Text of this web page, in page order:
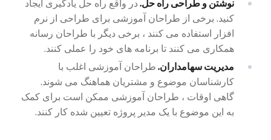
در واقع راه حل یادگیری ایجاد
کنید. برخی از طراحان آموزشی برای طراحی از نرم
افزار استفاده می کنند ، برخی دیگر با طراحان رسانه
همکاری می کنند تا برنامه های خود را عملی کنند.
مدیریت سهامداران. طراحان آموزشی اغلب با
کارشناسان موضوع و مشتریان هماهنگ می شوند.
گاهی اوقات ، طراحان آموزشی ممکن است برای کمک
به این موضوع با یک مدیر پروژه تعیین شده کار کنند.